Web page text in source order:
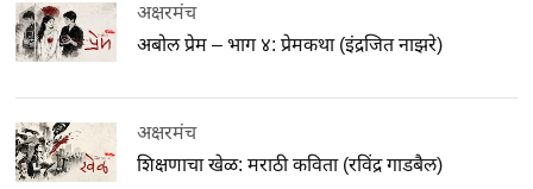
अक्षरमंच
अबोल प्रेम – भाग ४: प्रेमकथा (इंद्रजित नाझरे)
अक्षरमंच
शिक्षणाचा खेळ: मराठी कविता (रविंद्र गाडबैल)